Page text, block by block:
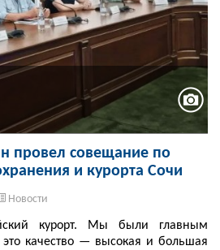
провел совещание по
и курорта Сочи
Новости
курорт. Мы были главным
это качество — высокая и большая